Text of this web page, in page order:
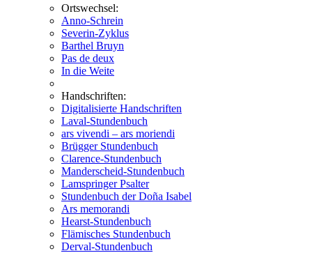
Ortswechsel:
Anno-Schrein
Severin-Zyklus
Barthel Bruyn
Pas de deux
In die Weite
Handschriften:
Digitalisierte Handschriften
Laval-Stundenbuch
ars vivendi – ars moriendi
Brügger Stundenbuch
Clarence-Stundenbuch
Manderscheid-Stundenbuch
Lamspringer Psalter
Stundenbuch der Doña Isabel
Ars memorandi
Hearst-Stundenbuch
Flämisches Stundenbuch
Derval-Stundenbuch